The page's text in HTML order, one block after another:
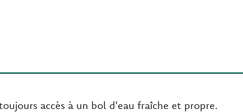
accès à un bol d'eau fraîche et propre.